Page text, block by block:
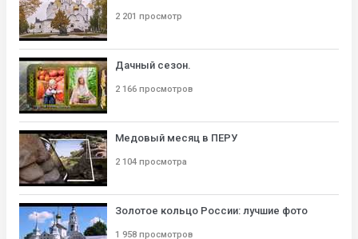
2 201 просмотр
Дачный сезон.
2 166 просмотров
Медовый месяц в ПЕРУ
2 104 просмотра
Золотое кольцо России: лучшие фото
1 958 просмотров